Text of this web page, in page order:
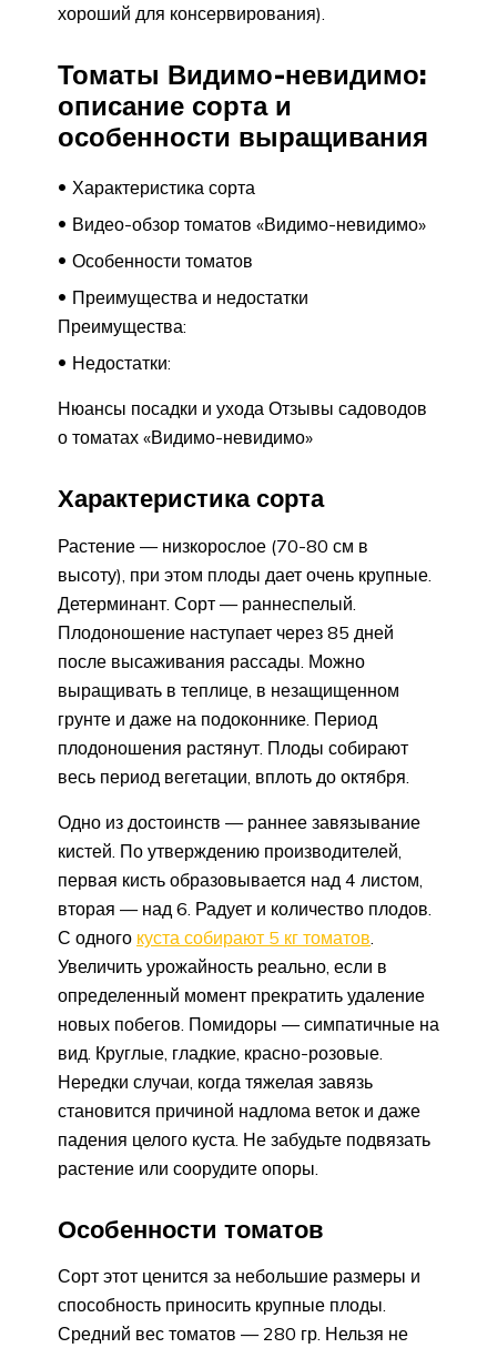
хороший для консервирования).
Томаты Видимо-невидимо:
описание сорта и
особенности выращивания
Характеристика сорта
Видео-обзор томатов «Видимо-невидимо»
Особенности томатов
Преимущества и недостатки
Преимущества:
Недостатки:
Нюансы посадки и ухода Отзывы садоводов
о томатах «Видимо-невидимо»
Характеристика сорта
Растение — низкорослое (70-80 см в
высоту), при этом плоды дает очень крупные.
Детерминант. Сорт — раннеспелый.
Плодоношение наступает через 85 дней
после высаживания рассады. Можно
выращивать в теплице, в незащищенном
грунте и даже на подоконнике. Период
плодоношения растянут. Плоды собирают
весь период вегетации, вплоть до октября.
Одно из достоинств — раннее завязывание
кистей. По утверждению производителей,
первая кисть образовывается над 4 листом,
вторая — над 6. Радует и количество плодов.
С одного куста собирают 5 кг томатов
Увеличить урожайность реально, если в
определенный момент прекратить удаление
новых побегов. Помидоры — симпатичные на
вид. Круглые, гладкие, красно-розовые.
Нередки случаи, когда тяжелая завязь
становится причиной надлома веток и даже
падения целого куста. Не забудьте подвязать
растение или соорудите опоры.
Особенности томатов
Сорт этот ценится за небольшие размеры и
способность приносить крупные плоды.
Средний вес томатов — 280 гр. Нельзя не